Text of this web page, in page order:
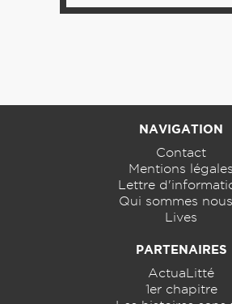
NAVIGATION
Contact
Mentions légales
Lettre
Qui sommes
Lives
PARTENAIRES
ActuaLitté
1er chapitre